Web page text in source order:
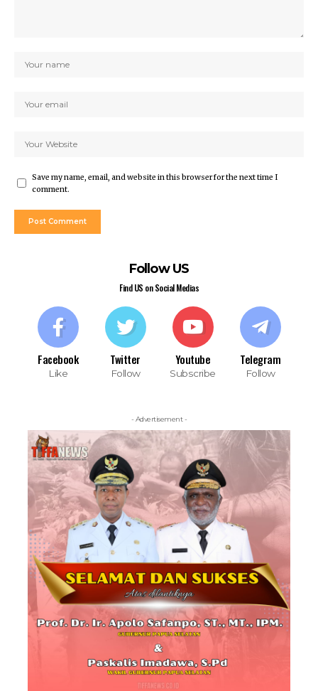
Save my name, email, and website in this browser for the next time I
comment.
Follow US
Find US on Social Medias
Facebook
Like
Twitter
Follow
Youtube
Subscribe
Telegram
Follow
- Advertisement -